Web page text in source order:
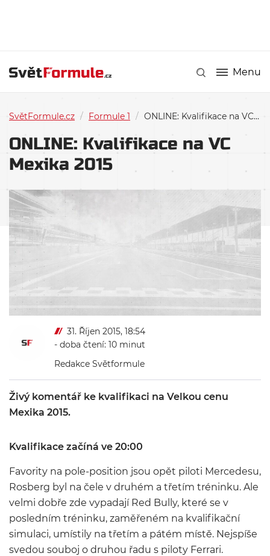
Menu
SvětFormule.cz / Formule 1 / ONLINE: Kvalifikace na VC Mexika 2015
ONLINE: Kvalifikace na VC
Mexika 2015
31. Říjen 2015, 18:54
- doba čtení: 10 minut
Redakce Světformule
Živý komentář ke kvalifikaci na Velkou cenu
Mexika 2015.
Kvalifikace začíná ve 20:00
Favority na pole-position jsou opět piloti Mercedesu,
Rosberg byl na čele v druhém a třetím tréninku. Ale
velmi dobře zde vypadají Red Bully, které se v
posledním tréninku, zaměřeném na kvalifikační
simulaci, umístily na třetím a pátém místě. Nejspíše
svedou souboj o druhou řadu s piloty Ferrari.